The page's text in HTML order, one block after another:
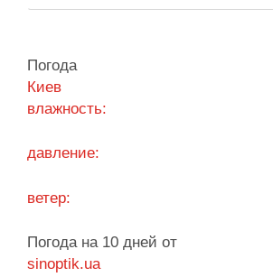
що станом на 5 серпня столична
старту опалювального сезону …
Погода
Киев
влажность:
давление:
ветер:
Погода на 10 дней от
sinoptik.ua